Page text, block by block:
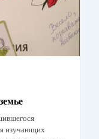
изучающих